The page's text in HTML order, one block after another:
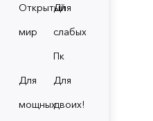
Открытый
мир
Для
слабых
Пк
Для
мощных
Для
двоих!